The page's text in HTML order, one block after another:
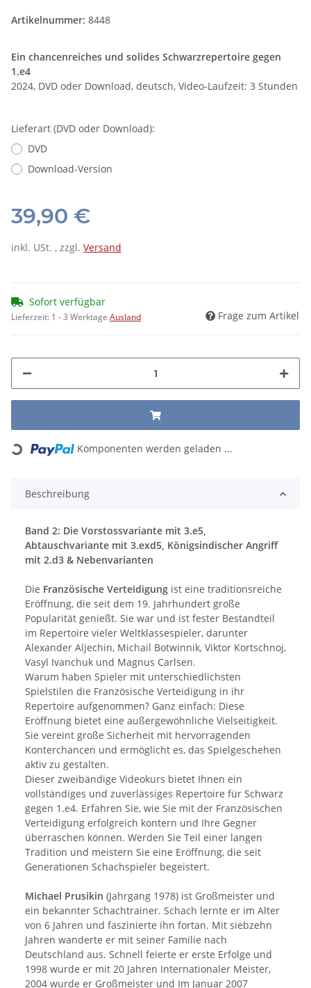
Artikelnummer: 8448
Ein chancenreiches und solides Schwarzrepertoire gegen
1.e4
2024, DVD oder Download, deutsch, Video-Laufzeit: 3 Stunden
Lieferart (DVD oder Download):
DVD
Download-Version
39,90 €
inkl. USt. , zzgl. Versand
Sofort verfügbar
Lieferzeit: 1 - 3 Werktage Ausland Frage zum Artikel
Loading... Komponenten werden geladen ...
Beschreibung
Band 2: Die Vorstossvariante mit 3.e5,
Abtauschvariante mit 3.exd5, Königsindischer Angriff
mit 2.d3 & Nebenvarianten
Die Französische Verteidigung ist eine traditionsreiche
Eröffnung, die seit dem 19. Jahrhundert große
Popularität genießt. Sie war und ist fester Bestandteil
im Repertoire vieler Weltklassespieler, darunter
Alexander Aljechin, Michail Botwinnik, Viktor Kortschnoj,
Vasyl Ivanchuk und Magnus Carlsen.
Warum haben Spieler mit unterschiedlichsten
Spielstilen die Französische Verteidigung in ihr
Repertoire aufgenommen? Ganz einfach: Diese
Eröffnung bietet eine außergewöhnliche Vielseitigkeit.
Sie vereint große Sicherheit mit hervorragenden
Konterchancen und ermöglicht es, das Spielgeschehen
aktiv zu gestalten.
Dieser zweibändige Videokurs bietet Ihnen ein
vollständiges und zuverlässiges Repertoire für Schwarz
gegen 1.e4. Erfahren Sie, wie Sie mit der Französischen
Verteidigung erfolgreich kontern und Ihre Gegner
überraschen können. Werden Sie Teil einer langen
Tradition und meistern Sie eine Eröffnung, die seit
Generationen Schachspieler begeistert.
Michael Prusikin (Jahrgang 1978) ist Großmeister und
ein bekannter Schachtrainer. Schach lernte er im Alter
von 6 Jahren und faszinierte ihn fortan. Mit siebzehn
Jahren wanderte er mit seiner Familie nach
Deutschland aus. Schnell feierte er erste Erfolge und
1998 wurde er mit 20 Jahren Internationaler Meister,
2004 wurde er Großmeister und Im Januar 2007